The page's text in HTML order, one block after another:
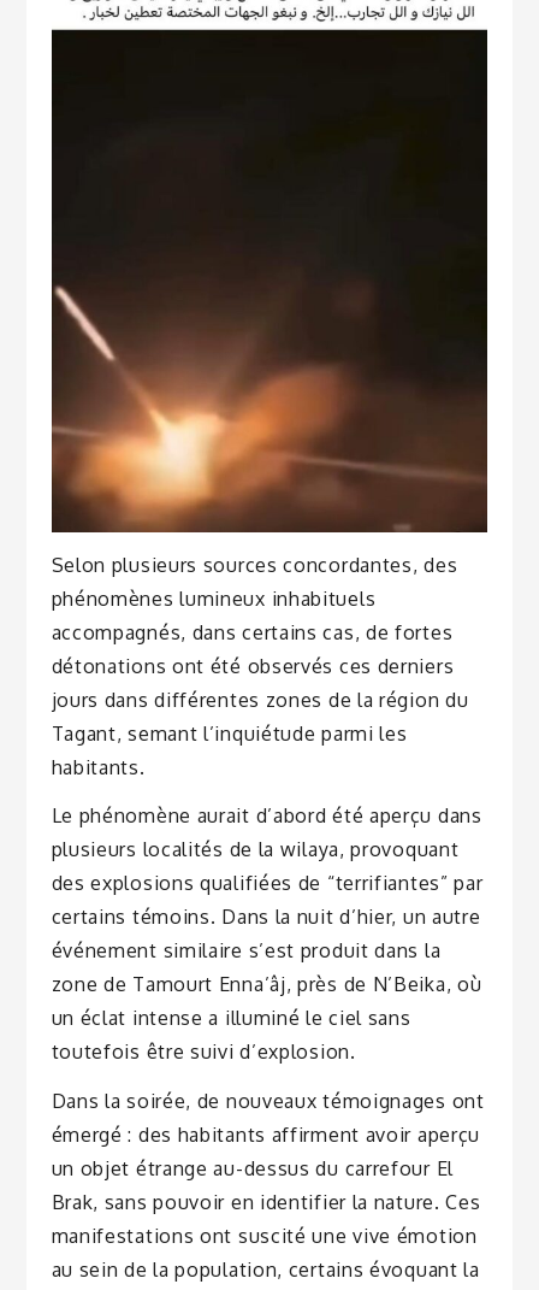
Selon plusieurs sources concordantes, des
phénomènes lumineux inhabituels
accompagnés, dans certains cas, de fortes
détonations ont été observés ces derniers
jours dans différentes zones de la région du
Tagant, semant l’inquiétude parmi les
habitants.
Le phénomène aurait d’abord été aperçu dans
plusieurs localités de la wilaya, provoquant
des explosions qualifiées de “terrifiantes” par
certains témoins. Dans la nuit d’hier, un autre
événement similaire s’est produit dans la
zone de Tamourt Enna’âj, près de N’Beika, où
un éclat intense a illuminé le ciel sans
toutefois être suivi d’explosion.
Dans la soirée, de nouveaux témoignages ont
émergé : des habitants affirment avoir aperçu
un objet étrange au-dessus du carrefour El
Brak, sans pouvoir en identifier la nature. Ces
manifestations ont suscité une vive émotion
au sein de la population, certains évoquant la